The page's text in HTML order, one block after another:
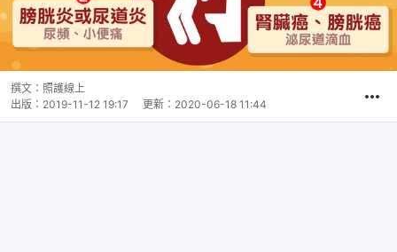
撰文： 照護線上
出版： 2019-11-12 19:17 更新： 2020-06-18 11:44